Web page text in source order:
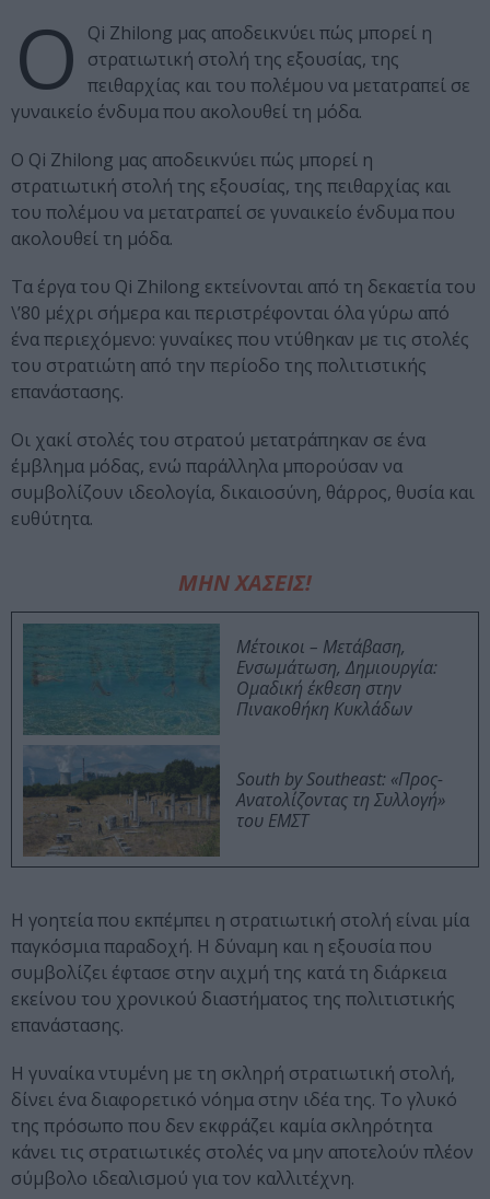
Ο
Qi Zhilong μας αποδεικνύει πώς μπορεί η
στρατιωτική στολή της εξουσίας, της
πειθαρχίας και του πολέμου να μετατραπεί σε
γυναικείο ένδυμα που ακολουθεί τη μόδα.
Ο Qi Zhilong μας αποδεικνύει πώς μπορεί η
στρατιωτική στολή της εξουσίας, της πειθαρχίας και
του πολέμου να μετατραπεί σε γυναικείο ένδυμα που
ακολουθεί τη μόδα.
Τα έργα του Qi Zhilong εκτείνονται από τη δεκαετία του
\’80 μέχρι σήμερα και περιστρέφονται όλα γύρω από
ένα περιεχόμενο: γυναίκες που ντύθηκαν με τις στολές
του στρατιώτη από την περίοδο της πολιτιστικής
επανάστασης.
Οι χακί στολές του στρατού μετατράπηκαν σε ένα
έμβλημα μόδας, ενώ παράλληλα μπορούσαν να
συμβολίζουν ιδεολογία, δικαιοσύνη, θάρρος, θυσία και
ευθύτητα.
ΜΗΝ ΧΑΣΕΙΣ!
Μέτοικοι – Μετάβαση,
Ενσωμάτωση, Δημιουργία:
Ομαδική έκθεση στην
Πινακοθήκη Κυκλάδων
South by Southeast: «Προς-
Ανατολίζοντας τη Συλλογή»
του ΕΜΣΤ
Η γοητεία που εκπέμπει η στρατιωτική στολή είναι μία
παγκόσμια παραδοχή. Η δύναμη και η εξουσία που
συμβολίζει έφτασε στην αιχμή της κατά τη διάρκεια
εκείνου του χρονικού διαστήματος της πολιτιστικής
επανάστασης.
Η γυναίκα ντυμένη με τη σκληρή στρατιωτική στολή,
δίνει ένα διαφορετικό νόημα στην ιδέα της. Το γλυκό
της πρόσωπο που δεν εκφράζει καμία σκληρότητα
κάνει τις στρατιωτικές στολές να μην αποτελούν πλέον
σύμβολο ιδεαλισμού για τον καλλιτέχνη.